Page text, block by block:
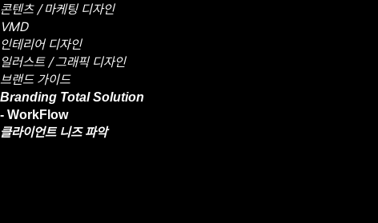
콘텐츠 / 마케팅 디자인
VMD
인테리어 디자인
일러스트 / 그래픽 디자인
브랜드 가이드
Branding Total Solution
- WorkFlow
클라이언트 니즈 파악